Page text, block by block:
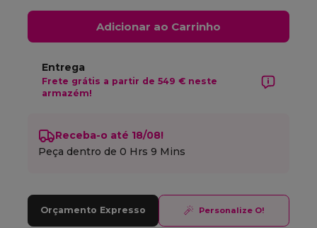
Adicionar ao Carrinho
Entrega
Frete grátis a partir de 549 € neste
armazém!
Receba-o até 18/08!
Peça dentro de0 Hrs 9 Mins
Orçamento Expresso Personalize O!